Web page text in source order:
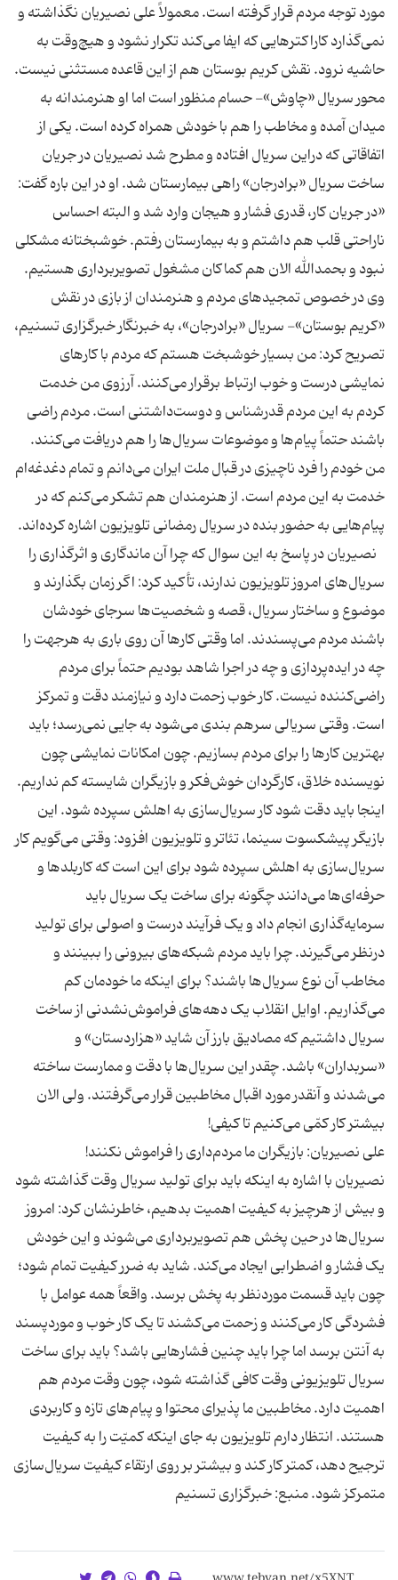
مورد توجه مردم قرار گرفته است. معمولاً علی نصیریان نگذاشته و
نمی‌گذارد کاراکترهایی که ایفا می‌کند تکرار نشود و هیچ‌وقت به
حاشیه نرود. نقش کریم بوستان هم از این قاعده مستثنی نیست.
محور سریال «چاوش»- حسام منظور است اما او هنرمندانه به
میدان آمده و مخاطب را هم با خودش همراه کرده است. یکی از
اتفاقاتی که دراین سریال افتاده و مطرح شد نصیریان در جریان
ساخت سریال «برادرجان» راهی بیمارستان شد. او در این باره گفت:
«در جریان کار، قدری فشار و هیجان وارد شد و البته احساس
ناراحتی قلب هم داشتم و به بیمارستان رفتم. خوشبختانه مشکلی
نبود و بحمدالله الان هم کماکان مشغول تصویربرداری هستیم.
وی در خصوص تمجیدهای مردم و هنرمندان از بازی در نقش
«کریم بوستان»- سریال «برادرجان»، به خبرنگار خبرگزاری تسنیم،
تصریح کرد: من بسیار خوشبخت هستم که مردم با کارهای
نمایشی درست و خوب ارتباط برقرار می‌کنند. آرزوی من خدمت
کردم به این مردم قدرشناس و دوست‌داشتنی است. مردم راضی
باشند حتماً پیام‌ها و موضوعات سریال‌ها را هم دریافت می‌کنند.
من خودم را فرد ناچیزی در قبال ملت ایران می‌دانم و تمام دغدغه‌ام
خدمت به این مردم است. از هنرمندان هم تشکر می‌کنم که در
پیام‌هایی به حضور بنده در سریال رمضانی تلویزیون اشاره کرده‌اند.
نصیریان در پاسخ به این سوال که چرا آن ماندگاری و اثرگذاری را
سریال‌های امروز تلویزیون ندارند، تأکید کرد: اگر زمان بگذارند و
موضوع و ساختار سریال، قصه و شخصیت‌ها سرجای خودشان
باشند مردم می‌پسندند. اما وقتی کارها آن روی باری به هرجهت را
چه در ایده‌پردازی و چه در اجرا شاهد بودیم حتماً برای مردم
راضی‌کننده نیست. کار خوب زحمت دارد و نیازمند دقت و تمرکز
است. وقتی سریالی سرهم بندی می‌شود به جایی نمی‌رسد؛ باید
بهترین کارها را برای مردم بسازیم. چون امکانات نمایشی چون
نویسنده خلاق، کارگردان خوش‌فکر و بازیگران شایسته کم نداریم.
اینجا باید دقت شود کار سریال‌سازی به اهلش سپرده شود. این
بازیگر پیشکسوت سینما، تئاتر و تلویزیون افزود: وقتی می‌گویم کار
سریال‌سازی به اهلش سپرده شود برای این است که کاربلدها و
حرفه‌ای‌ها می‌دانند چگونه برای ساخت یک سریال باید
سرمایه‌گذاری انجام داد و یک فرآیند درست و اصولی برای تولید
درنظر می‌گیرند. چرا باید مردم شبکه‌های بیرونی را ببینند و
مخاطب آن نوع سریال‌ها باشند؟ برای اینکه ما خودمان کم
می‌گذاریم. اوایل انقلاب یک دهه‌های فراموش‌نشدنی از ساخت
سریال داشتیم که مصادیق بارز آن شاید «هزاردستان» و
«سربداران» باشد. چقدر این سریال‌ها با دقت و ممارست ساخته
می‌شدند و آنقدر مورد اقبال مخاطبین قرار می‌گرفتند. ولی الان
نصیریان با اشاره به اینکه باید برای تولید سریال وقت گذاشته شود
و بیش از هرچیز به کیفیت اهمیت بدهیم، خاطرنشان کرد: امروز
سریال‌ها در حین پخش هم تصویربرداری می‌شوند و این خودش
یک فشار و اضطرابی ایجاد می‌کند. شاید به ضرر کیفیت تمام شود؛
چون باید قسمت‌ موردنظر به پخش برسد. واقعاً همه عوامل با
فشردگی کار می‌کنند و زحمت می‌کشند تا یک کار خوب و موردپسند
به آنتن برسد اما چرا باید چنین فشارهایی باشد؟ باید برای ساخت
سریال تلویزیونی وقت کافی گذاشته شود، چون وقت مردم هم
اهمیت دارد. مخاطبین ما پذیرای محتوا و پیام‌های تازه و کاربردی
هستند. انتظار دارم تلویزیون به جای اینکه کمیّت را به کیفیت
ترجیح دهد، کمتر کار کند و بیشتر بر روی ارتقاء کیفیت سریال‌سازی
متمرکز شود. منبع: خبرگزاری تسنیم